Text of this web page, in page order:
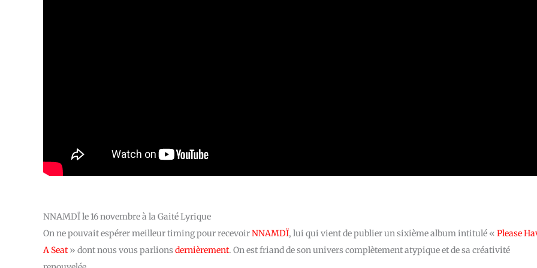
NNAMDÏ le 16 novembre à la Gaité Lyrique
On ne pouvait espérer meilleur timing pour recevoirNNAMDÏ, lui qui vient de publier un sixième album intitulé « Please
A Seat» dont nous vous parlionsdernièrement. On est friand de son univers complètement atypique et de sa créativité